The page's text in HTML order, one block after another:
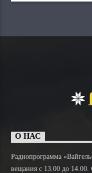
О НАС
Радиопрограмма
вещания с 13.00 до 14.00.